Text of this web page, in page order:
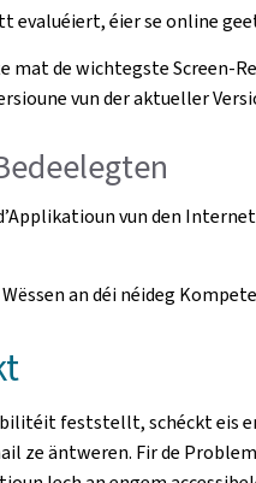
evaluéiert, éier se online
mat de wichtegste Screen-
vun der aktueller
vun den
an déi néideg
feststellt, schéckt eis
ze äntweren. Fir de